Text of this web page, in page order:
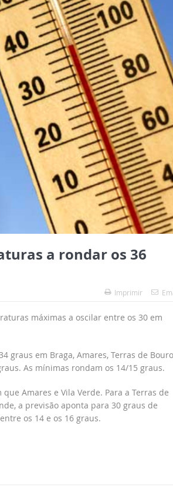
a rondar os 36
Imprimir
máximas a oscilar entre os 30 em
graus em Braga, Amares, Terras de Bouro
As mínimas rondam os 14/15 graus.
Amares e Vila Verde. Para a Terras de
a previsão aponta para 30 graus de
os 14 e os 16 graus.